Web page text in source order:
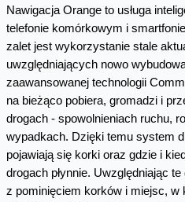
Nawigacja Orange to usługa
telefonie komórkowym i
zalet jest wykorzystanie stale
uwzględniających nowo
zaawansowanej technologii
na bieżąco pobiera, gromadzi i
drogach - spowolnieniach ruchu,
wypadkach. Dzięki temu system
pojawiają się korki oraz gdzie i
drogach płynnie. Uwzględniając
z pominięciem korków i miejsc, w